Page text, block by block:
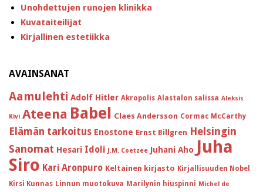
Unohdettujen runojen klinikka
Kuvataiteilijat
Kirjallinen estetiikka
AVAINSANAT
Aamulehti Adolf Hitler Akropolis Alastalon salissa Aleksis
Kivi Ateena Babel Claes Andersson Cormac McCarthy
Elämän tarkoitus Enostone Ernst Billgren Helsingin
Sanomat Hesari Idoli J.M. Coetzee Juhani Aho Juha
Siro Kari Aronpuro Keltainen kirjasto Kirjallisuuden Nobel
Kirsi Kunnas Linnun muotokuva Marilynin hiuspinni Michel de